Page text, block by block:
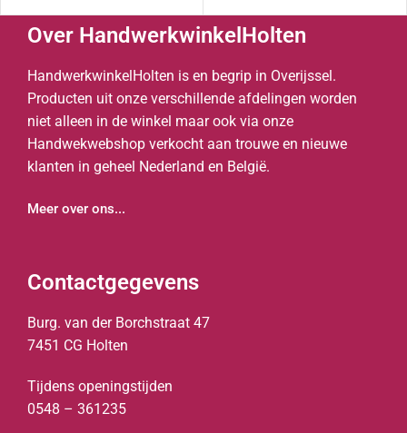
Over HandwerkwinkelHolten
HandwerkwinkelHolten is en begrip in Overijssel.
Producten uit onze verschillende afdelingen worden
niet alleen in de winkel maar ook via onze
Handwekwebshop verkocht aan trouwe en nieuwe
klanten in geheel Nederland en België.
Meer over ons...
Contactgegevens
Burg. van der Borchstraat 47
7451 CG Holten
Tijdens openingstijden
0548 – 361235